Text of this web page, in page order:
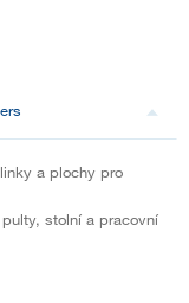
a plochy pro
stolní a pracovní